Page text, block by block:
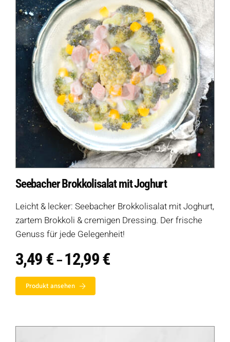
Seebacher Brokkolisalat mit Joghurt
Leicht & lecker: Seebacher Brokkolisalat mit Joghurt,
zartem Brokkoli & cremigen Dressing. Der frische
Genuss für jede Gelegenheit!
3,49 € – 12,99€Preisspanne:
3,49 €
Produkt ansehen